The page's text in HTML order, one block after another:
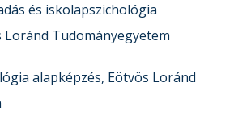
és iskolapszichológia
Loránd Tudományegyetem
alapképzés, Eötvös Loránd